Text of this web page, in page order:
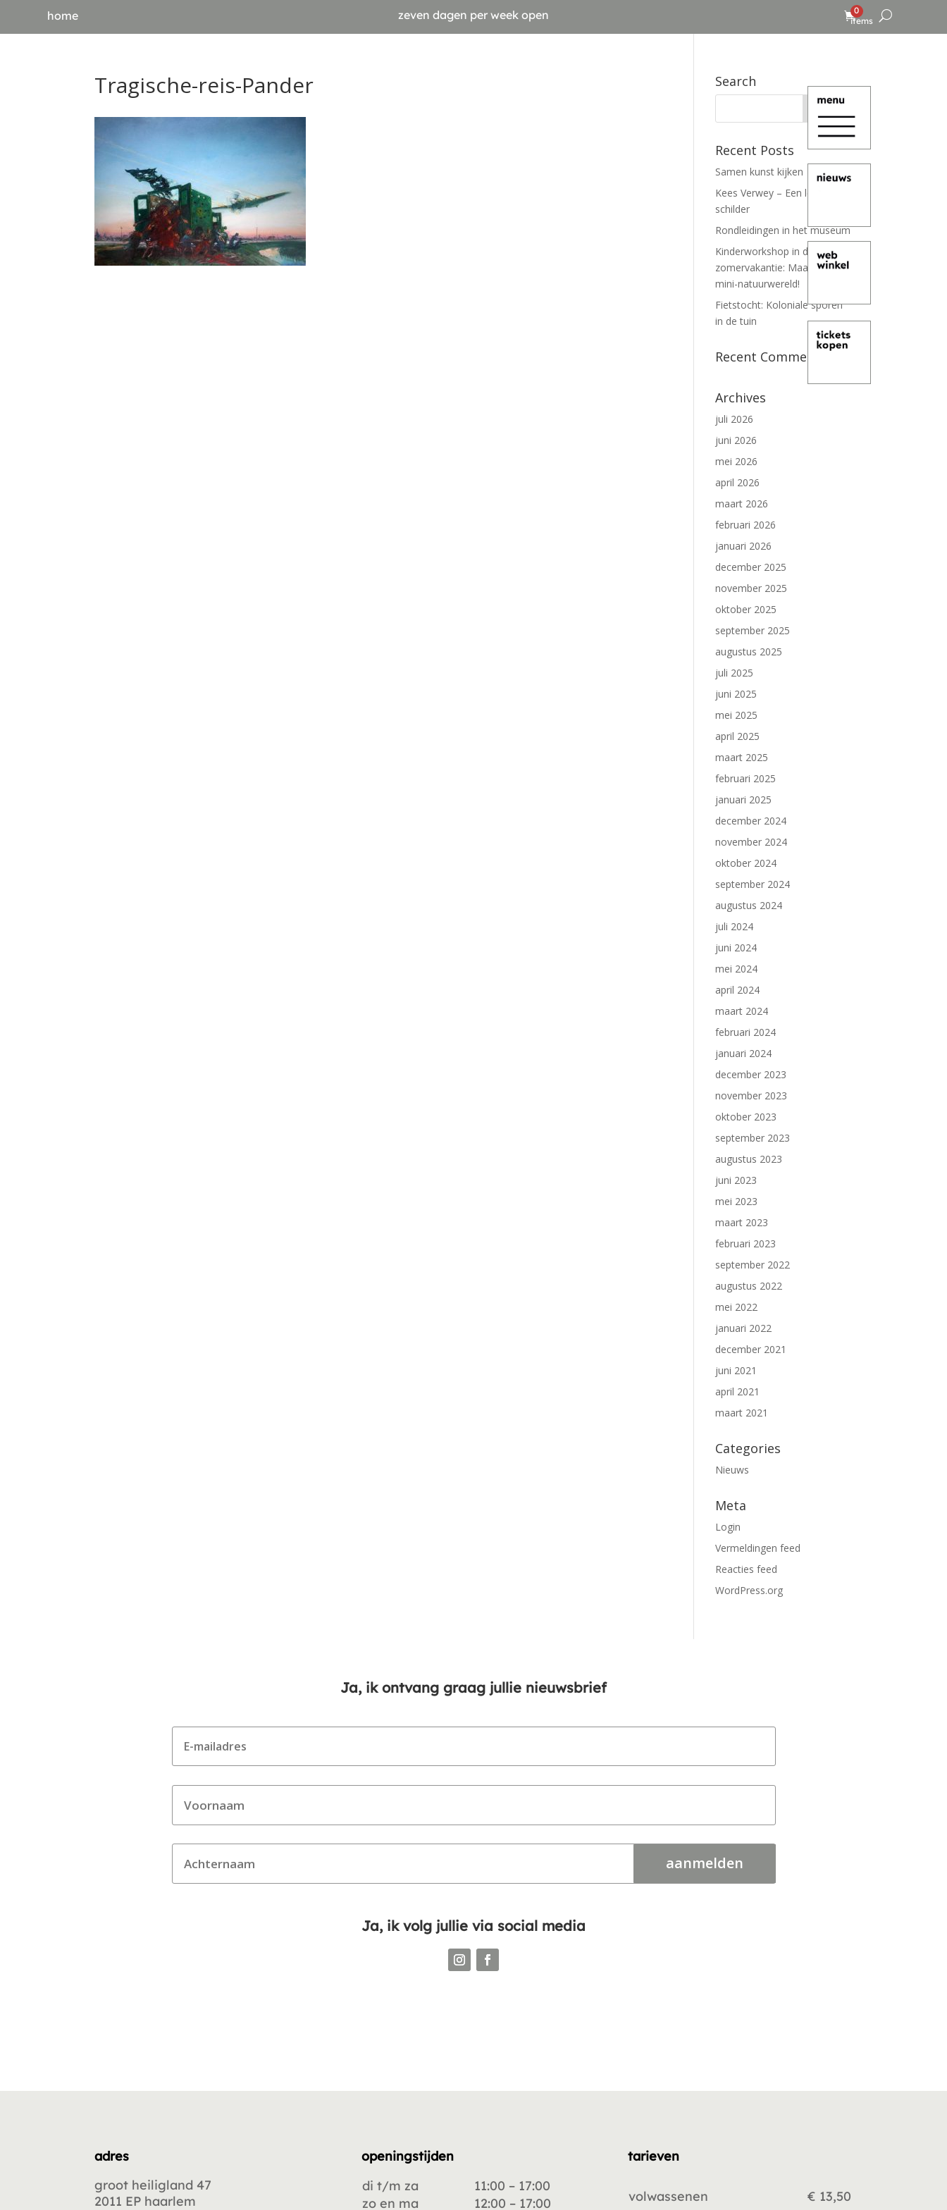
home zeven dagen per week open
0
items
Tragische-reis-Pander Search
Recent Posts
Samen kunst kijken
Kees Verwey – Een leven lang
schilder
Rondleidingen in het museum
Kinderworkshop in de
zomervakantie: Maak je eigen
mini-natuurwereld!
Fietstocht: Koloniale sporen
in de tuin
Recent Comments
Archives
juli 2026
juni 2026
mei 2026
april 2026
maart 2026
februari 2026
januari 2026
december 2025
november 2025
oktober 2025
september 2025
augustus 2025
juli 2025
juni 2025
mei 2025
april 2025
maart 2025
februari 2025
januari 2025
december 2024
november 2024
oktober 2024
september 2024
augustus 2024
juli 2024
juni 2024
mei 2024
april 2024
maart 2024
februari 2024
januari 2024
december 2023
november 2023
oktober 2023
september 2023
augustus 2023
juni 2023
mei 2023
maart 2023
februari 2023
september 2022
augustus 2022
mei 2022
januari 2022
december 2021
juni 2021
april 2021
maart 2021
Categories
Nieuws
Meta
Login
Vermeldingen feed
Reacties feed
WordPress.org
Ja, ik ontvang graag jullie nieuwsbrief
aanmelden
Ja, ik volg jullie via social media
adres
groot heiligland 47
2011 EP haarlem
openingstijden
di t/m za
11:00 – 17:00
zo en ma
12:00 – 17:00
tarieven
volwassenen € 13,50